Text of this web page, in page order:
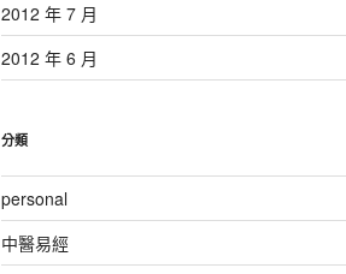
2012 年 7 月
2012 年 6 月
分類
personal
中醫易經